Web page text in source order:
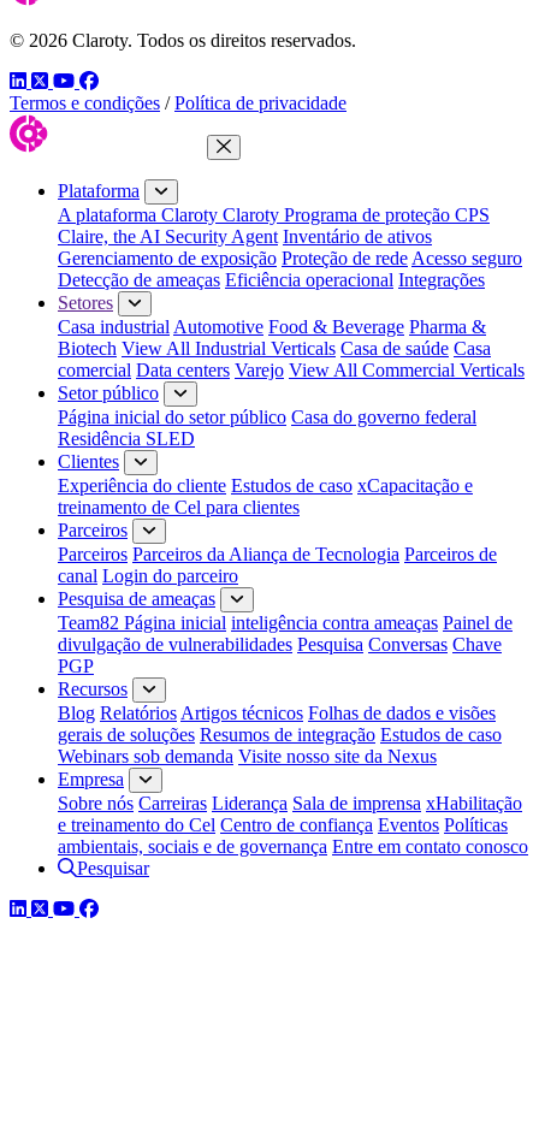
© 2026 Claroty. Todos os direitos reservados.
LinkedIn
TwitterYouTube
Facebook
Termos e condições / Política de privacidade
Fechar menu
Plataforma
A plataforma Claroty Claroty Programa de proteção CPS
Claire, the AI Security Agent Inventário de ativos
Gerenciamento de exposição Proteção de rede Acesso seguro
Detecção de ameaças Eficiência operacional Integrações
Setores
Casa industrial Automotive Food & Beverage Pharma &
Biotech View All Industrial Verticals Casa de saúde Casa
comercial Data centers Varejo View All Commercial Verticals
Setor público
Página inicial do setor público Casa do governo federal
Residência SLED
Clientes
Experiência do cliente Estudos de caso xCapacitação e
treinamento de Cel para clientes
Parceiros
Parceiros Parceiros da Aliança de Tecnologia Parceiros de
canal Login do parceiro
Pesquisa de ameaças
Team82 Página inicial inteligência contra ameaças Painel de
divulgação de vulnerabilidades Pesquisa Conversas Chave
PGP
Recursos
Blog Relatórios Artigos técnicos Folhas de dados e visões
gerais de soluções Resumos de integração Estudos de caso
Webinars sob demanda Visite nosso site da Nexus
Empresa
Sobre nós Carreiras Liderança Sala de imprensa xHabilitação
e treinamento do Cel Centro de confiança Eventos Políticas
ambientais, sociais e de governança Entre em contato conosco
Pesquisar
LinkedIn
TwitterYouTube
Facebook